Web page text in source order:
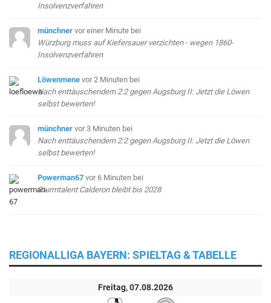
Insolvenzverfahren
münchner vor einer Minute bei
Würzburg muss auf Kiefersauer verzichten - wegen 1860-
Insolvenzverfahren
Löwenmene vor 2 Minuten bei
Nach enttäuschendem 2:2 gegen Augsburg II: Jetzt die Löwen
selbst bewerten!
münchner vor 3 Minuten bei
Nach enttäuschendem 2:2 gegen Augsburg II: Jetzt die Löwen
selbst bewerten!
Powerman67 vor 6 Minuten bei
Sturmtalent Calderon bleibt bis 2028
REGIONALLIGA BAYERN: SPIELTAG & TABELLE
Freitag, 07.08.2026